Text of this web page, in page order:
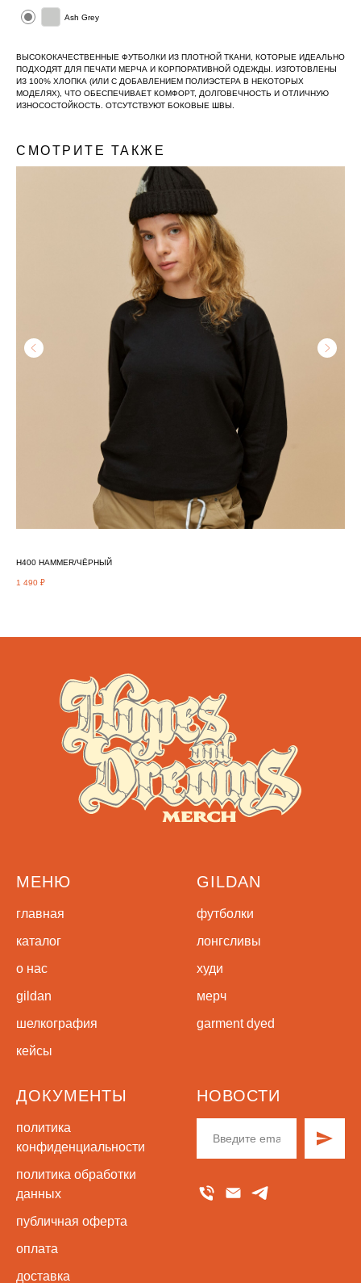
Ash Grey
ВЫСОКОКАЧЕСТВЕННЫЕ ФУТБОЛКИ ИЗ ПЛОТНОЙ ТКАНИ, КОТОРЫЕ ИДЕАЛЬНО
ПОДХОДЯТ ДЛЯ ПЕЧАТИ МЕРЧА И КОРПОРАТИВНОЙ ОДЕЖДЫ. ИЗГОТОВЛЕНЫ
ИЗ 100% ХЛОПКА (ИЛИ С ДОБАВЛЕНИЕМ ПОЛИЭСТЕРА В НЕКОТОРЫХ
МОДЕЛЯХ), ЧТО ОБЕСПЕЧИВАЕТ КОМФОРТ, ДОЛГОВЕЧНОСТЬ И ОТЛИЧНУЮ
ИЗНОСОСТОЙКОСТЬ. ОТСУТСТВУЮТ БОКОВЫЕ ШВЫ.
СМОТРИТЕ ТАКЖЕ
H400 HAMMER/ЧЁРНЫЙ
1 490 ₽
МЕНЮ
главная
каталог
о нас
gildan
шелкография
кейсы
GILDAN
футболки
лонгсливы
худи
мерч
garment dyed
ДОКУМЕНТЫ
политика
конфиденциальности
политика обработки
данных
публичная оферта
оплата
доставка
НОВОСТИ